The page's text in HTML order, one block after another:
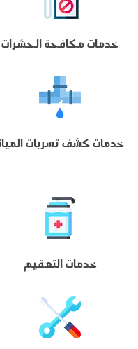
خدمات مكافحة الحشرات
خدمات كشف تسربات
خدمات التعقيم